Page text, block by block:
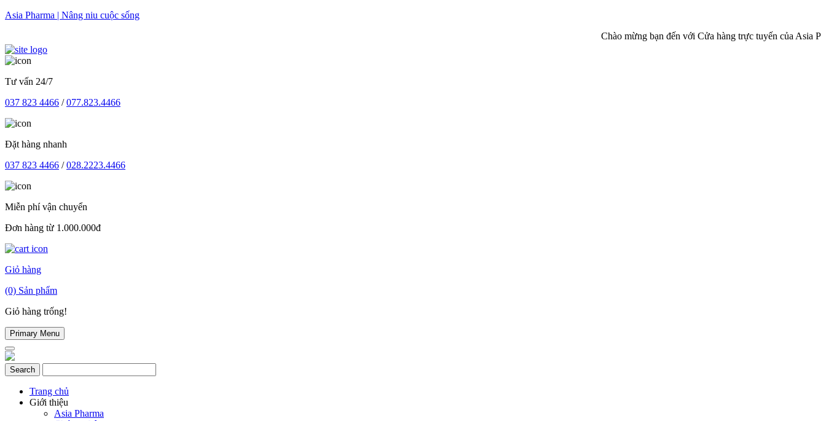
Skip
Asia Pharma | Nâng niu cuộc sống
Chào mừng bạn đến với Cửa hàng trực tuyến của Asia Pharma
Tư vấn 24/7
037 823 4466 /077.823.4466
Đặt hàng nhanh
037 823 4466 /028.2223.4466
Miễn phí vận chuyển
Đơn hàng từ 1.000.000đ
Giỏ hàng
(0) Sản phẩm
Giỏ hàng trống!
Primary Menu
Trang chủ
Giới thiệu
Asia Pharma